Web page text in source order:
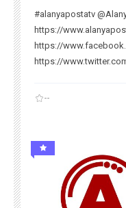
#alanyapostatv
https://
https://
https://
--